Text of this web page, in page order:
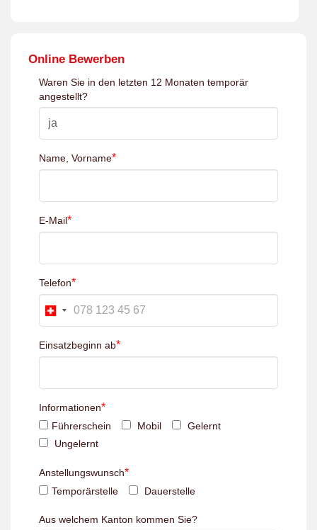
Online Bewerben
Waren Sie in den letzten 12 Monaten temporär
angestellt?
Name, Vorname*
E-Mail*
Telefon*
Einsatzbeginn ab*
Informationen*
Führerschein Mobil
Gelernt
Ungelernt
Anstellungswunsch*
Temporärstelle Dauerstelle
Aus welchem Kanton kommen Sie?